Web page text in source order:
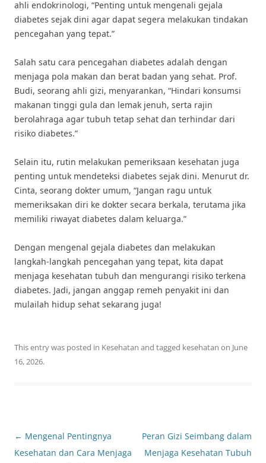
ahli endokrinologi, “Penting untuk mengenali gejala
diabetes sejak dini agar dapat segera melakukan tindakan
pencegahan yang tepat.”
Salah satu cara pencegahan diabetes adalah dengan
menjaga pola makan dan berat badan yang sehat. Prof.
Budi, seorang ahli gizi, menyarankan, “Hindari konsumsi
makanan tinggi gula dan lemak jenuh, serta rajin
berolahraga agar tubuh tetap sehat dan terhindar dari
risiko diabetes.”
Selain itu, rutin melakukan pemeriksaan kesehatan juga
penting untuk mendeteksi diabetes sejak dini. Menurut dr.
Cinta, seorang dokter umum, “Jangan ragu untuk
memeriksakan diri ke dokter secara berkala, terutama jika
memiliki riwayat diabetes dalam keluarga.”
Dengan mengenal gejala diabetes dan melakukan
langkah-langkah pencegahan yang tepat, kita dapat
menjaga kesehatan tubuh dan mengurangi risiko terkena
diabetes. Jadi, jangan anggap remeh penyakit ini dan
mulailah hidup sehat sekarang juga!
This entry was posted in Kesehatan and tagged kesehatan on June
16, 2026.
Post
navigation
← Mengenal Pentingnya
Kesehatan dan Cara Menjaga
Peran Gizi Seimbang dalam
Menjaga Kesehatan Tubuh